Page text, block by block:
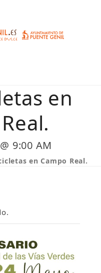
en
9:00 AM
en Campo Real.